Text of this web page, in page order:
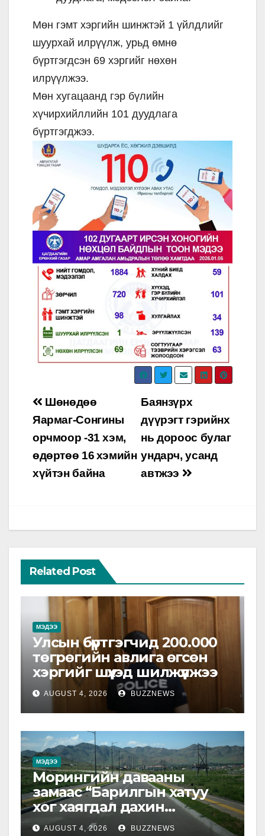
Мөн гэмт хэргийн шинжтэй 1 үйлдлийг
шуурхай илрүүлж, урьд өмнө
бүртгэгдсэн 69 хэргийг нөхөн
илрүүлжээ.
Мөн хугацаанд гэр бүлийн
хүчирхийллийн 101 дуудлага
бүртгэгджээ.
Post
navigation
Баянзүрх
дүүрэгт гэрийнх
нь дороос булаг
ундарч, усанд
автжээ
Шөнөдөө
Яармаг-Сонгины
орчмоор -31 хэм,
өдөртөө 16 хэмийн
хүйтэн байна
Related Post
МЭДЭЭ
Улсын бүртгэгчид 200.000
төгрөгийн авлига өгсөн
хэргийг шүүхэд шилжүүлжээ
AUGUST 4, 2026 BUZZNEWS
МЭДЭЭ
Морингийн давааны
замаас “Барилгын хатуу
хог хаягдал дахин
боловсруулах үйлдвэр”
AUGUST 4, 2026 BUZZNEWS